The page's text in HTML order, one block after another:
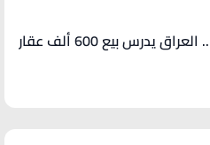
قيمتها 150 مليار دولار .. العراق يدرس بيع 600 ألف عقار